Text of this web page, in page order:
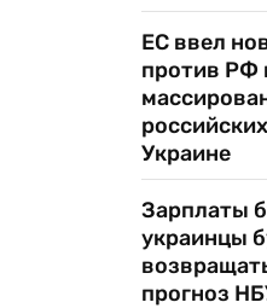
ЕС ввел
против РФ
Украине
Зарплаты
украинцы
прогноз